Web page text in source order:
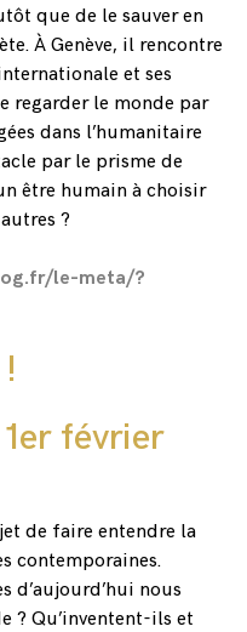
que de le sauver en
À Genève, il rencontre
et ses
regarder le monde par
dans l’humanitaire
par le prisme de
être humain à choisir
?
le-meta/?
février
de faire entendre la
contemporaines.
d’aujourd’hui nous
? Qu’inventent-ils et